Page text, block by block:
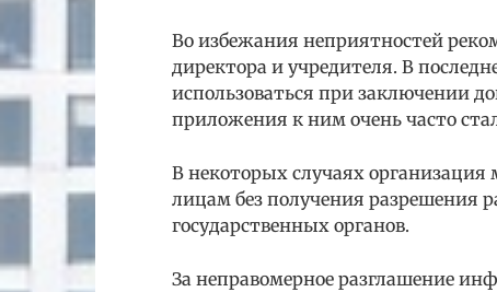
Во избежания неприятностей
директора и учредителя. В
использоваться при заключении
приложения к ним очень часто
В некоторых случаях
лицам без получения разрешения
государственных органов.
За неправомерное разглашение